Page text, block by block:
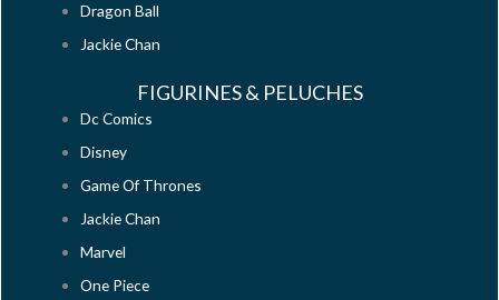
Dragon Ball
Jackie Chan
FIGURINES & PELUCHES
Dc Comics
Disney
Game Of Thrones
Jackie Chan
Marvel
One Piece